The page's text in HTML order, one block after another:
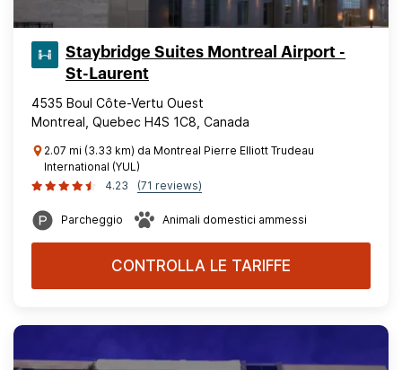
Staybridge Suites Montreal Airport -
St-Laurent
4535 Boul Côte-Vertu Ouest
Montreal, Quebec H4S 1C8, Canada
2.07 mi (3.33 km) da Montreal Pierre Elliott Trudeau
International (YUL)
4.23
(71 reviews)
Parcheggio Animali domestici ammessi
CONTROLLA LE TARIFFE